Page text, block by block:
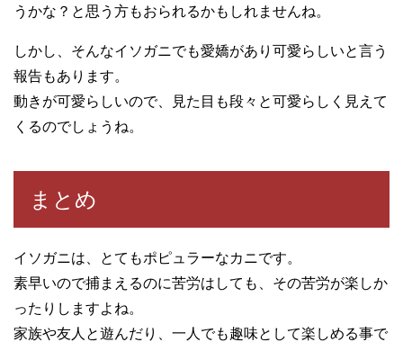
うかな？と思う方もおられるかもしれませんね。
しかし、そんなイソガニでも愛嬌があり可愛らしいと言う
報告もあります。
動きが可愛らしいので、見た目も段々と可愛らしく見えて
くるのでしょうね。
まとめ
イソガニは、とてもポピュラーなカニです。
素早いので捕まえるのに苦労はしても、その苦労が楽しか
ったりしますよね。
家族や友人と遊んだり、一人でも趣味として楽しめる事で